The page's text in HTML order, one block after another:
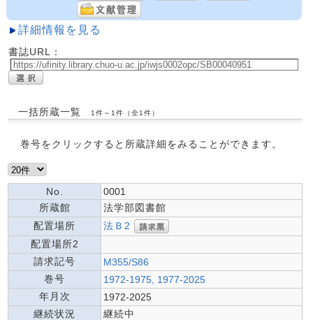
詳細情報を見る
書誌URL：
一括所蔵一覧 1件～1件（全1件）
巻号をクリックすると所蔵詳細をみることができます。
No.
0001
所蔵館
法学部図書館
配置場所
法Ｂ2
配置場所2
請求記号
M355/S86
巻号
1972-1975, 1977-2025
年月次
1972-2025
継続状況
継続中